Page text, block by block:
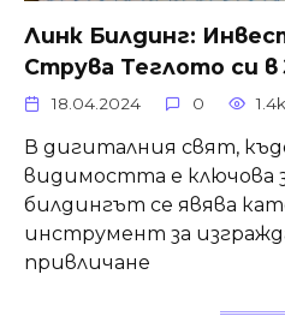
Линк Билдинг:
Струва Теглото си в
18.04.2024 0 1.4k.
В дигиталния свят,
видимостта е ключова
билдингът се явява
инструмент за
привличане